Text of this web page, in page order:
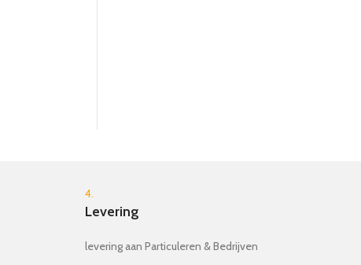
4.
Levering
levering aan Particuleren & Bedrijven